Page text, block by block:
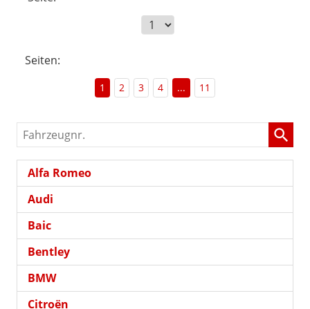
Seiten:
1 2 3 4 ... 11
Fahrzeugnr.
Alfa Romeo
Audi
Baic
Bentley
BMW
Citroën